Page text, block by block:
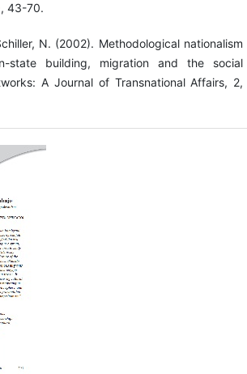
43-70.
N. (2002). Methodological nationalism
state building, migration and the social
A Journal of Transnational Affairs, 2,